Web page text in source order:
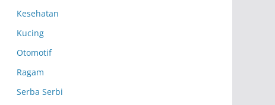
Kesehatan
Kucing
Otomotif
Ragam
Serba Serbi